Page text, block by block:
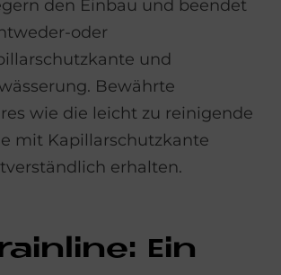
den Einbau und beendet
oder
und
Bewährte
wie die leicht zu reinigende
mit Kapillarschutzkante
erhalten.
Ein